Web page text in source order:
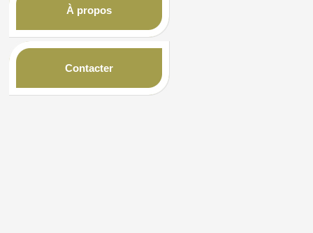
À propos
Contacter